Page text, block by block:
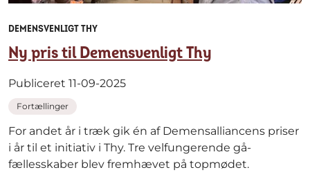
DEMENSVENLIGT THY
Ny pris til Demensvenligt Thy
Publiceret 11-09-2025
Fortællinger
For andet år i træk gik én af Demensalliancens priser
i år til et initiativ i Thy. Tre velfungerende gå-
fællesskaber blev fremhævet på topmødet.